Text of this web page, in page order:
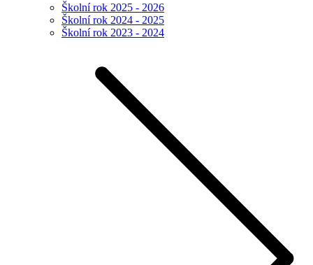
Školní rok 2025 - 2026
Školní rok 2024 - 2025
Školní rok 2023 - 2024